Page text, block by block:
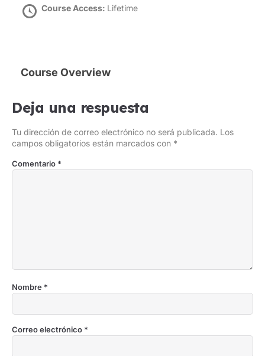
Course Access: Lifetime
Course Overview
Deja una respuesta
Tu dirección de correo electrónico no será publicada. Los
campos obligatorios están marcados con *
Comentario *
Nombre *
Correo electrónico *